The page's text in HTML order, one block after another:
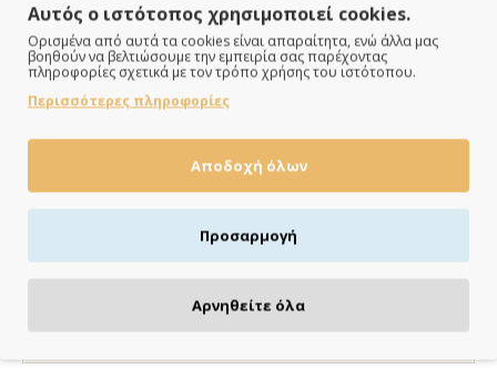
ΣΕ ΑΠΟΘΕΜΑ
Brand:My Mastoras
1.65€
Αυτός ο ιστότοπος χρησιμοποιεί cookies.
Ορισμένα από αυτά τα cookies είναι απαραίτητα, ενώ άλλα μας
βοηθούν να βελτιώσουμε την εμπειρία σας παρέχοντας
πληροφορίες σχετικά με τον τρόπο χρήσης του ιστότοπου.
Περισσότερες πληροφορίες
Αποδοχή όλων
Προσαρμογή
Αρνηθείτε όλα